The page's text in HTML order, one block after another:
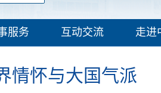
服务 互动交流 走进
情怀与大国气派